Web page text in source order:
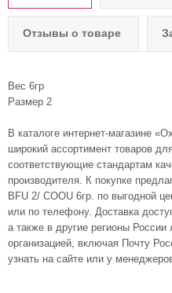
Отзывы о товаре
Вес 6гр
Размер 2
В каталоге интернет-магазине
широкий ассортимент товаров
соответствующие стандартам
производителя. К покупке
BFU 2/ COOU 6гр. по выгодной
или по телефону. Доставка
а также в другие регионы
организацией, включая Почту
узнать на сайте или у